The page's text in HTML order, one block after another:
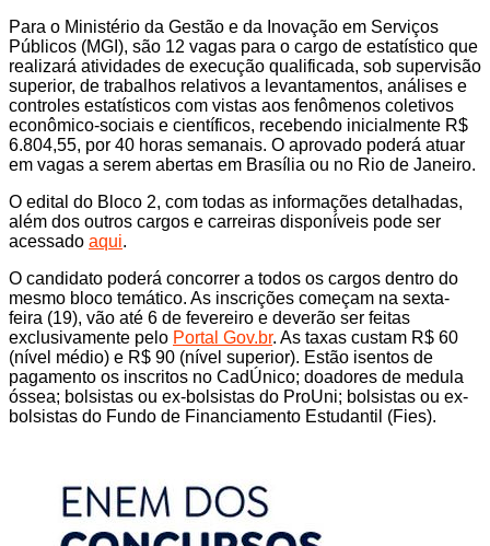
Para o Ministério da Gestão e da Inovação em Serviços
Públicos (MGI), são 12 vagas para o cargo de estatístico que
realizará atividades de execução qualificada, sob supervisão
superior, de trabalhos relativos a levantamentos, análises e
controles estatísticos com vistas aos fenômenos coletivos
econômico-sociais e científicos, recebendo inicialmente R$
6.804,55, por 40 horas semanais. O aprovado poderá atuar
em vagas a serem abertas em Brasília ou no Rio de Janeiro.
O edital do Bloco 2, com todas as informações detalhadas,
além dos outros cargos e carreiras disponíveis pode ser
acessado aqui.
O candidato poderá concorrer a todos os cargos dentro do
mesmo bloco temático. As inscrições começam na sexta-
feira (19), vão até 6 de fevereiro e deverão ser feitas
exclusivamente pelo Portal Gov.br. As taxas custam R$ 60
(nível médio) e R$ 90 (nível superior). Estão isentos de
pagamento os inscritos no CadÚnico; doadores de medula
óssea; bolsistas ou ex-bolsistas do ProUni; bolsistas ou ex-
bolsistas do Fundo de Financiamento Estudantil (Fies).